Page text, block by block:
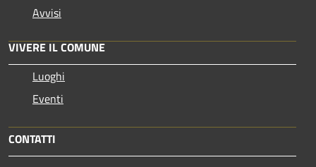
Avvisi
VIVERE IL COMUNE
Luoghi
Eventi
CONTATTI